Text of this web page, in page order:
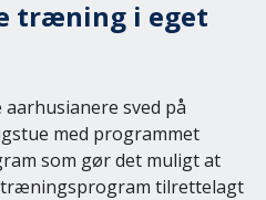
sikkerhed
træning i eget
sved på
med programmet
som gør det muligt at
tilrettelagt